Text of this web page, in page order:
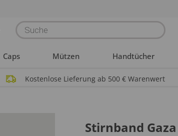
Products
search
Caps Mützen Handtücher
Kostenlose Lieferung ab 500 € Warenwert
Stirnband Gaza